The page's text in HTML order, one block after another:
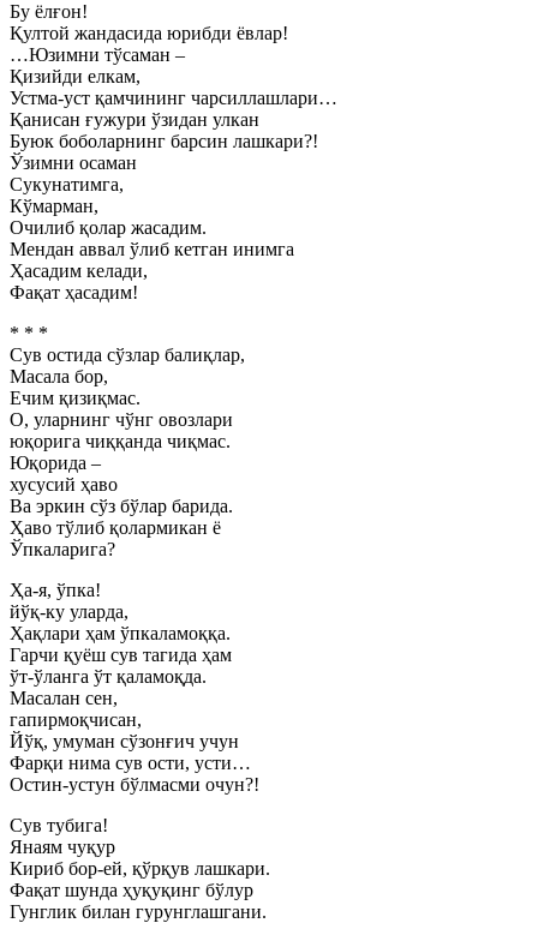
Бу ёлғон!
Қултой жандасида юрибди ёвлар!
…Юзимни тўсаман –
Қизийди елкам,
Устма-уст қамчининг чарсиллашлари…
Қанисан ғужури ўзидан улкан
Буюк боболарнинг барсин лашкари?!
Ўзимни осаман
Сукунатимга,
Кўмарман,
Очилиб қолар жасадим.
Мендан аввал ўлиб кетган инимга
Ҳасадим келади,
Фақат ҳасадим!
* * *
Сув остида сўзлар балиқлар,
Масала бор,
Ечим қизиқмас.
О, уларнинг чўнг овозлари
юқорига чиққанда чиқмас.
Юқорида –
хусусий ҳаво
Ва эркин сўз бўлар барида.
Ҳаво тўлиб қолармикан ё
Ўпкаларига?
Ҳа-я, ўпка!
йўқ-ку уларда,
Ҳақлари ҳам ўпкаламоққа.
Гарчи қуёш сув тагида ҳам
ўт-ўланга ўт қаламоқда.
Масалан сен,
гапирмоқчисан,
Йўқ, умуман сўзонғич учун
Фарқи нима сув ости, усти…
Остин-устун бўлмасми очун?!
Сув тубига!
Янаям чуқур
Кириб бор-ей, қўрқув лашкари.
Фақат шунда ҳуқуқинг бўлур
Гунглик билан гурунглашгани.